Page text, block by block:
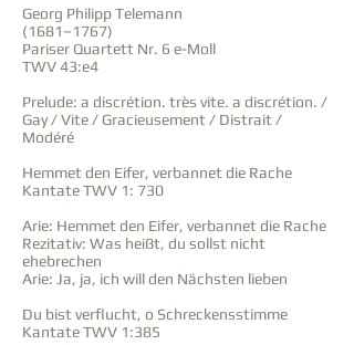
Georg Philipp Telemann
(1681–1767)
Pariser Quartett Nr. 6 e-Moll
TWV 43:e4
Prelude: a discrétion. très vite. a discrétion. /
Gay / Vite / Gracieusement / Distrait /
Modéré
Hemmet den Eifer, verbannet die Rache
Kantate TWV 1: 730
Arie: Hemmet den Eifer, verbannet die Rache
Rezitativ: Was heißt, du sollst nicht
ehebrechen
Arie: Ja, ja, ich will den Nächsten lieben
Du bist verflucht, o Schreckensstimme
Kantate TWV 1:385